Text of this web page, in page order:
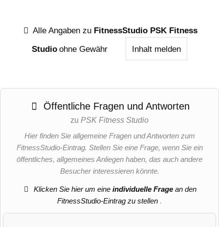
Alle Angaben zu FitnessStudio PSK Fitness
Studio ohne Gewähr Inhalt melden
Öffentliche Fragen und Antworten
zu PSK Fitness Studio
Hier finden Sie allgemeine Fragen und Antworten zum
FitnessStudio-Eintrag. Stellen Sie eine Frage, wenn Sie ein
öffentliches, allgemeines Anliegen haben, das auch andere
Besucher interessieren könnte.
Klicken Sie hier um eineindividuelle Frage an den
FitnessStudio-Eintrag zu stellen .